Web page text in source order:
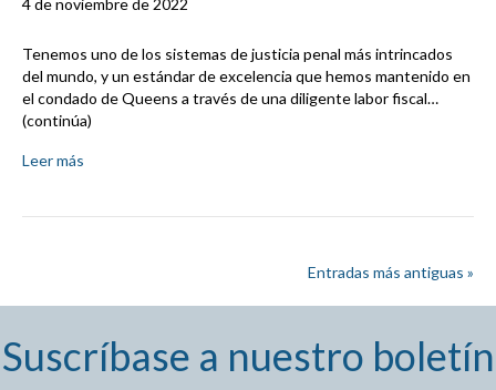
4 de noviembre de 2022
Tenemos uno de los sistemas de justicia penal más intrincados
del mundo, y un estándar de excelencia que hemos mantenido en
el condado de Queens a través de una diligente labor fiscal…
(continúa)
Leer más
Entradas más antiguas »
Suscríbase a nuestro boletín